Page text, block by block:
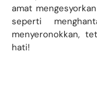
amat
seperti
menyeronokkan,
hati!